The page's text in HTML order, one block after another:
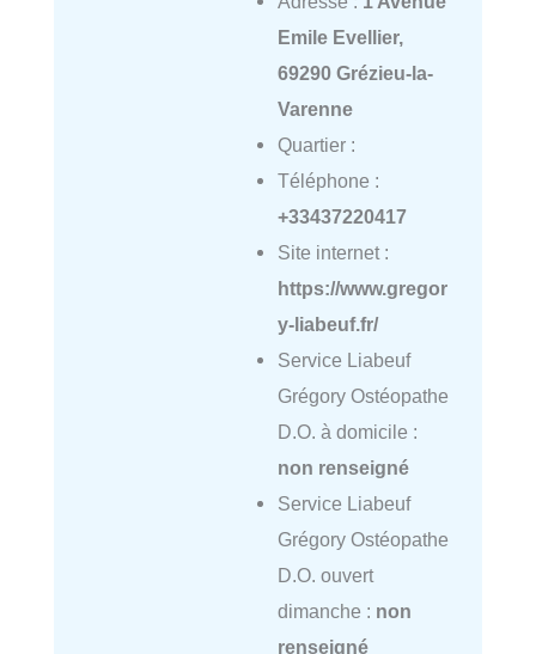
Emile Evellier,
69290 Grézieu-la-
Varenne
Quartier :
Téléphone :
+33437220417
Site internet :
https://www.gregor
y-liabeuf.fr/
Service Liabeuf
Grégory Ostéopathe
D.O. à domicile :
non renseigné
Service Liabeuf
Grégory Ostéopathe
D.O. ouvert
dimanche : non
renseigné